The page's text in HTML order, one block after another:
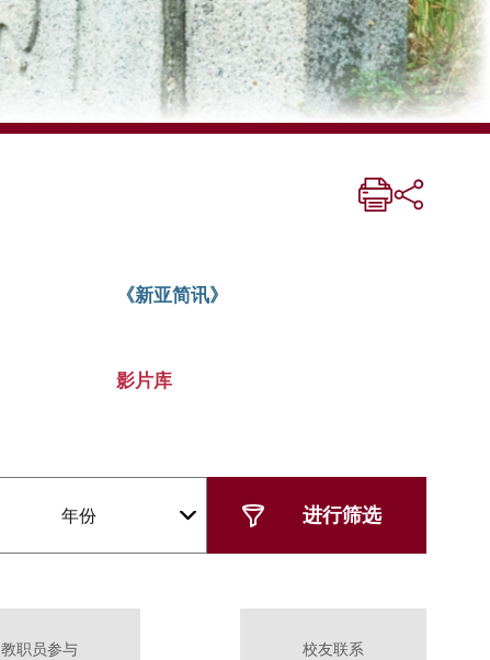
《新亚简讯》
影片库
年份
教职员参与 校友联系